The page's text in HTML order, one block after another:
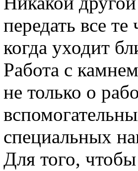
передать все
когда уходит
Работа с
не только о
специальных
Для того, чтобы